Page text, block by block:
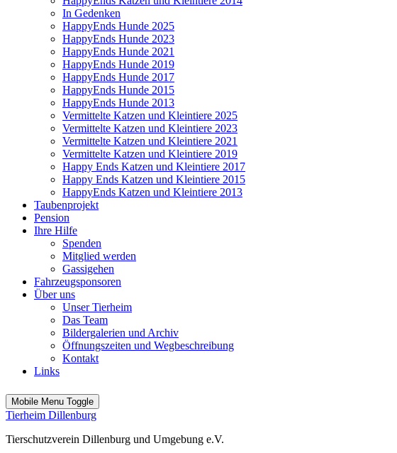
In Gedenken
HappyEnds Hunde 2025
HappyEnds Hunde 2023
HappyEnds Hunde 2021
HappyEnds Hunde 2019
HappyEnds Hunde 2017
HappyEnds Hunde 2015
HappyEnds Hunde 2013
Vermittelte Katzen und Kleintiere 2025
Vermittelte Katzen und Kleintiere 2023
Vermittelte Katzen und Kleintiere 2021
Vermittelte Katzen und Kleintiere 2019
Happy Ends Katzen und Kleintiere 2017
Happy Ends Katzen und Kleintiere 2015
HappyEnds Katzen und Kleintiere 2013
Taubenprojekt
Pension
Ihre Hilfe
Spenden
Mitglied werden
Gassigehen
Fahrzeugsponsoren
Über uns
Unser Tierheim
Das Team
Bildergalerien und Archiv
Öffnungszeiten und Wegbeschreibung
Kontakt
Links
Mobile Menu Toggle
Tierheim Dillenburg
Tierschutzverein Dillenburg und Umgebung e.V.